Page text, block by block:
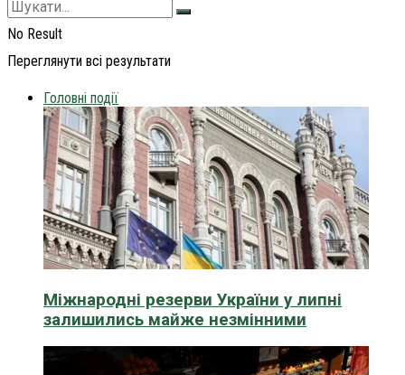
No Result
Переглянути всі результати
Головні події
Міжнародні резерви України у липні
залишились майже незмінними